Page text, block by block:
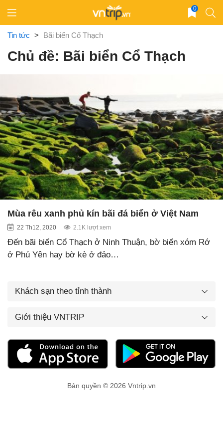
content
0
Tin tức > Bãi biển Cổ Thạch
Chủ đề: Bãi biển Cổ Thạch
Mùa rêu xanh phủ kín bãi đá biển ở Việt Nam
22 Th12, 2020 2.1K lượt xem
Đến bãi biển Cổ Thạch ở Ninh Thuận, bờ biển xóm Rớ
ở Phú Yên hay bờ kè ở đảo…
Khách sạn theo tỉnh thành
Giới thiệu VNTRIP
Bản quyền © 2026 Vntrip.vn